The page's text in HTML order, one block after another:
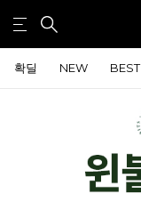
확딜 NEW BEST